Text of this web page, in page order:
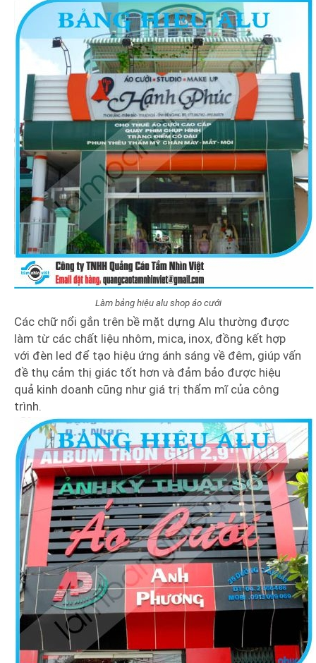
Làm bảng hiệu alu shop áo cưới
Các chữ nổi gắn trên bề mặt dựng Alu thường được
làm từ các chất liệu nhôm, mica, inox, đồng kết hợp
với đèn led để tạo hiệu ứng ánh sáng về đêm, giúp vấn
đề thụ cảm thị giác tốt hơn và đảm bảo được hiệu
quả kinh doanh cũng như giá trị thẩm mĩ của công
trình.